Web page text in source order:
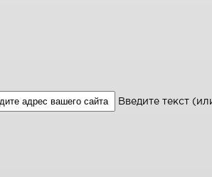
Введите текст